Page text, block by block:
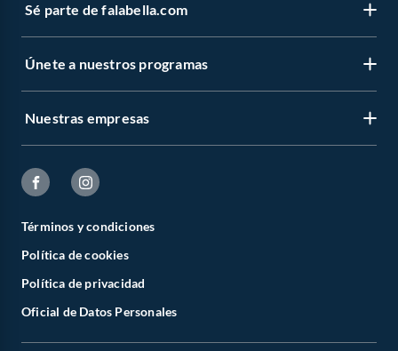
Sé parte de falabella.com
Únete a nuestros programas
Nuestras empresas
Términos y condiciones
Política de cookies
Política de privacidad
Oficial de Datos Personales